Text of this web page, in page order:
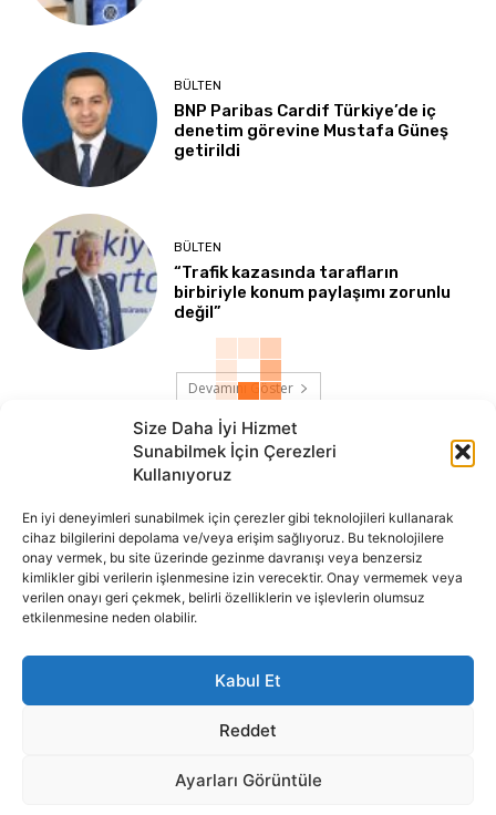
Size Daha İyi Hizmet
Sunabilmek İçin Çerezleri
Kullanıyoruz
En iyi deneyimleri sunabilmek için çerezler gibi teknolojileri kullanarak
cihaz bilgilerini depolama ve/veya erişim sağlıyoruz. Bu teknolojilere
onay vermek, bu site üzerinde gezinme davranışı veya benzersiz
kimlikler gibi verilerin işlenmesine izin verecektir. Onay vermemek veya
verilen onayı geri çekmek, belirli özelliklerin ve işlevlerin olumsuz
etkilenmesine neden olabilir.
Kabul Et
Reddet
Ayarları Görüntüle
BÜLTEN
BNP Paribas Cardif Türkiye’de iç
denetim görevine Mustafa Güneş
getirildi
BÜLTEN
“Trafik kazasında tarafların
birbiriyle konum paylaşımı zorunlu
değil”
Devamını Göster
İnternet portalımızda yer alan tüm haber metini, resim ve benzeri
içeriğin hakları Sigortamedya Yayıncılık A.Ş.'ye aittir. Hiçbir şekilde
basılı ya da elektronik bir ortamda, kaynak gösterilse bile izin
e-Mail Adresimiz:info@sigortamedia.com